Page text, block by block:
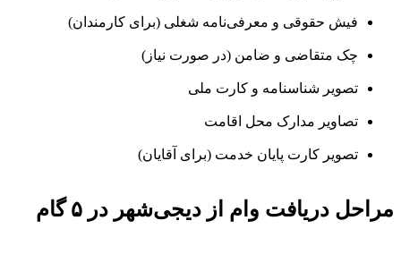
فیش حقوقی و معرفی‌نامه شغلی (برای کارمندان)
چک متقاضی و ضامن (در صورت نیاز)
تصویر شناسنامه و کارت ملی
تصاویر مدارک محل اقامت
تصویر کارت پایان خدمت (برای آقایان)
مراحل دریافت وام از دیجی‌شهر در ۵ گام